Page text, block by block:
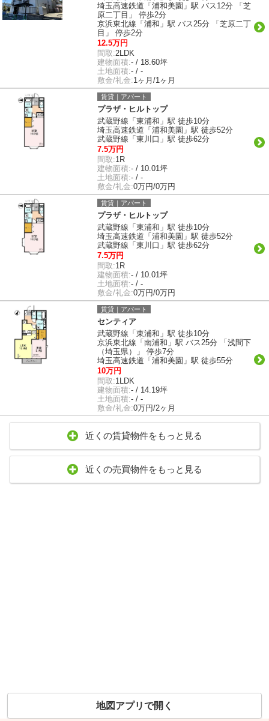
埼玉高速鉄道「浦和美園」駅 バス12分 「芝
原二丁目」 停歩2分
京浜東北線「浦和」駅 バス25分 「芝原二丁
目」 停歩2分
12.5万円
間取:2LDK
建物面積:- / 18.60坪
土地面積:- / -
敷金/礼金:1ヶ月/1ヶ月
賃貸｜アパート
プラザ・ヒルトップ
武蔵野線「東浦和」駅 徒歩10分
埼玉高速鉄道「浦和美園」駅 徒歩52分
武蔵野線「東川口」駅 徒歩62分
7.5万円
間取:1R
建物面積:- / 10.01坪
土地面積:- / -
敷金/礼金:0万円/0万円
賃貸｜アパート
プラザ・ヒルトップ
武蔵野線「東浦和」駅 徒歩10分
埼玉高速鉄道「浦和美園」駅 徒歩52分
武蔵野線「東川口」駅 徒歩62分
7.5万円
間取:1R
建物面積:- / 10.01坪
土地面積:- / -
敷金/礼金:0万円/0万円
賃貸｜アパート
センティア
武蔵野線「東浦和」駅 徒歩10分
京浜東北線「南浦和」駅 バス25分 「浅間下
（埼玉県）」 停歩7分
埼玉高速鉄道「浦和美園」駅 徒歩55分
10万円
間取:1LDK
建物面積:- / 14.19坪
土地面積:- / -
敷金/礼金:0万円/2ヶ月
近くの賃貸物件をもっと見る
近くの売買物件をもっと見る
地図アプリで開く